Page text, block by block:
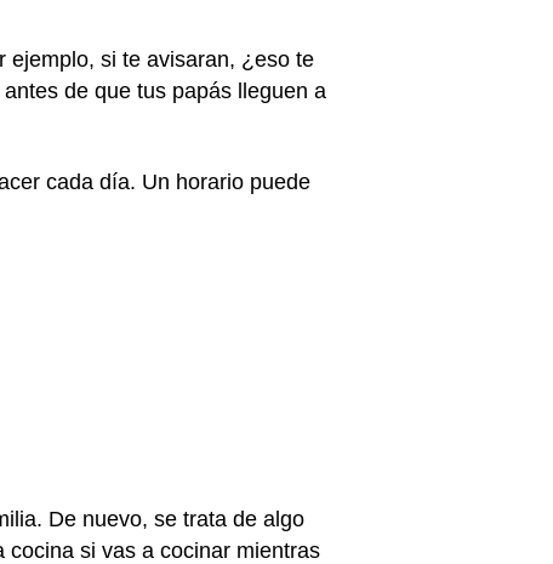
ejemplo, si te avisaran, ¿eso te
de que tus papás lleguen a
cada día. Un horario puede
De nuevo, se trata de algo
si vas a cocinar mientras